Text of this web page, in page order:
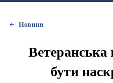
Новини
Ветеранська
бути